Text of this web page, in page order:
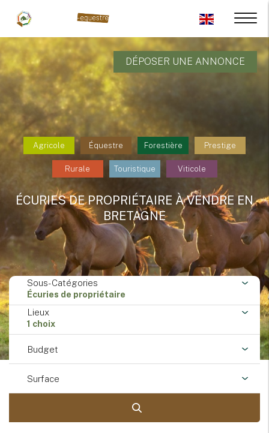
DÉPOSER UNE ANNONCE
Agricole Équestre Forestière Prestige
Rurale Touristique Viticole
ÉCURIES DE PROPRIÉTAIRE À VENDRE EN
BRETAGNE
Sous-Catégories
Écuries de propriétaire
Lieux
1 choix
Budget
Surface